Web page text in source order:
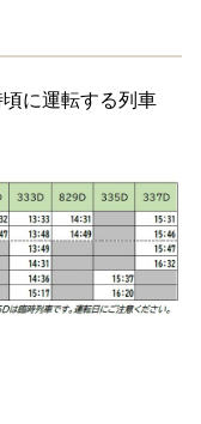
に運転する列車